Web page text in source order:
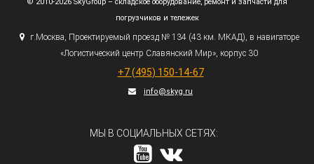
погрузчиков и тележек
г.Москва, Проектируемый проезд № 134 (43км. МКАД), в навигаторе
«Логистический центр Славянский Мир», корпус 30
+7 (495) 150-14-67
info@skyg.ru
МЫ В СОЦИАЛЬНЫХ СЕТЯХ: